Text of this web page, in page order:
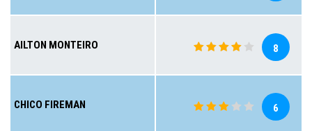
AILTON MONTEIRO 8
CHICO FIREMAN 6